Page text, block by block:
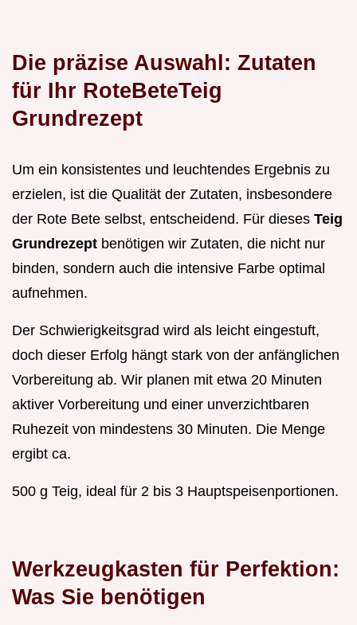
Die präzise Auswahl: Zutaten
für Ihr RoteBeteTeig
Grundrezept
Um ein konsistentes und leuchtendes Ergebnis zu
erzielen, ist die Qualität der Zutaten, insbesondere
der Rote Bete selbst, entscheidend. Für dieses Teig
Grundrezept benötigen wir Zutaten, die nicht nur
binden, sondern auch die intensive Farbe optimal
aufnehmen.
Der Schwierigkeitsgrad wird als leicht eingestuft,
doch dieser Erfolg hängt stark von der anfänglichen
Vorbereitung ab. Wir planen mit etwa 20 Minuten
aktiver Vorbereitung und einer unverzichtbaren
Ruhezeit von mindestens 30 Minuten. Die Menge
ergibt ca.
500 g Teig, ideal für 2 bis 3 Hauptspeisenportionen.
Werkzeugkasten für Perfektion:
Was Sie benötigen